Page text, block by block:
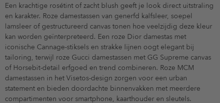
Een krachtige rosétint of zacht blush geeft je look direct uitstraling
en karakter. Roze damestassen van generfd kalfsleer, soepel
lamsleer of gestructureerd canvas tonen hoe veelzijdig deze kleur
kan worden geïnterpreteerd. Een roze Dior damestas met
iconische Cannage-stiksels en strakke lijnen oogt elegant bij
tailoring, terwijl roze Gucci damestassen met GG Supreme canvas
of Horsebit-detail erfgoed en trend combineren. Roze MCM
damestassen in het Visetos-design zorgen voor een urban
statement en bieden doordachte binnenvakken met meerdere
compartimenten voor smartphone, kaarthouder en sleutels.